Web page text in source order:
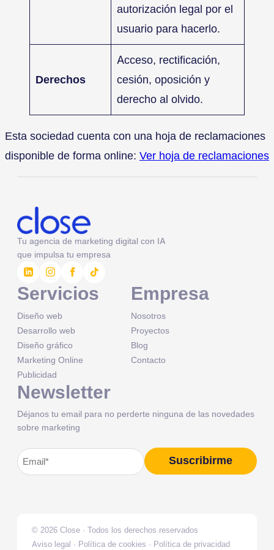
autorización legal por el
usuario para hacerlo.
Derechos
Acceso, rectificación,
cesión, oposición y
derecho al olvido.
Esta sociedad cuenta con una hoja de reclamaciones
disponible de forma online: Ver hoja de reclamaciones
Tu agencia de marketing digital con IA
que impulsa tu empresa
Servicios
Diseño web
Desarrollo web
Diseño gráfico
Marketing Online
Publicidad
Empresa
Nosotros
Proyectos
Blog
Contacto
Newsletter
Déjanos tu email para no perderte ninguna de las novedades
sobre marketing
Correo
electrónico(Obligatorio)
Suscribirme
Alternative:
© 2026 Close · Todos los derechos reservados
Aviso legal · Política de cookies · Política de privacidad